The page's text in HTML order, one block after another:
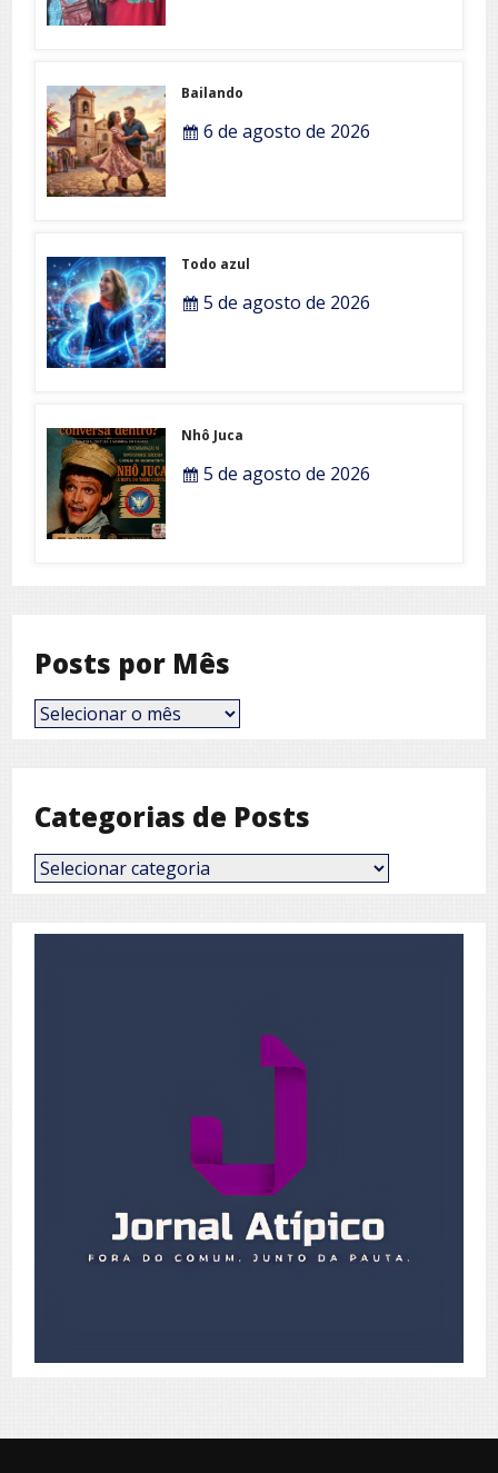
Bailando
6 de agosto de 2026
Todo azul
5 de agosto de 2026
Nhô Juca
5 de agosto de 2026
Posts por Mês
Posts
por
Categorias de Posts
Categorias
de